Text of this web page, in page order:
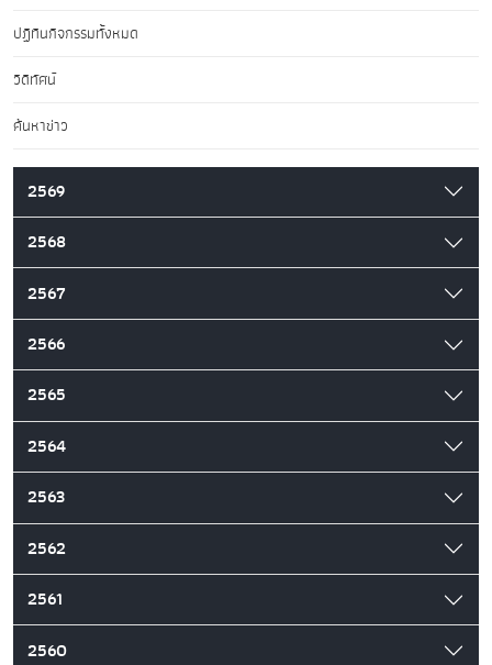
ปฏิทินกิจกรรมทั้งหมด
วิดีทัศน์
ค้นหาข่าว
2569
2568
2567
2566
2565
2564
2563
2562
2561
2560